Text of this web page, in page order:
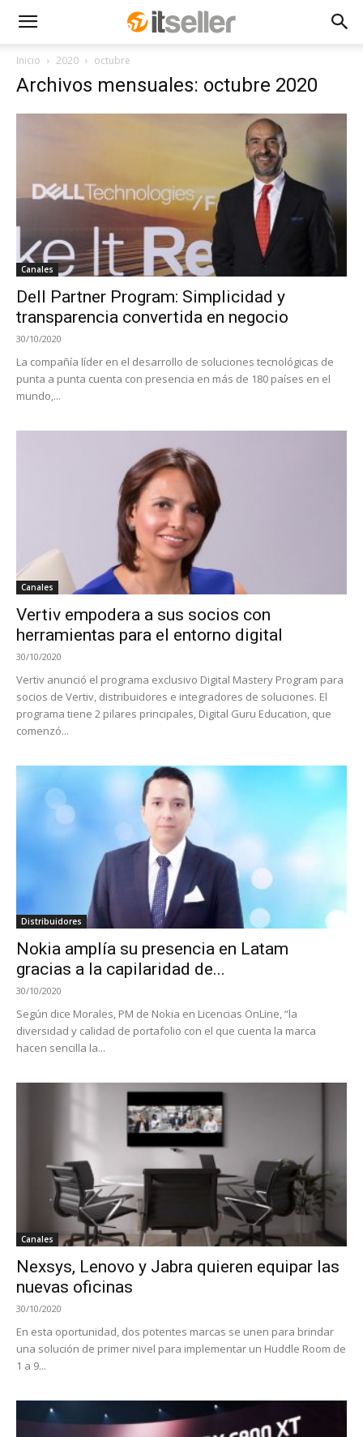
Inicio 2020 octubre
Archivos mensuales: octubre 2020
Canales
Dell Partner Program: Simplicidad y
transparencia convertida en negocio
30/10/2020
La compañía líder en el desarrollo de soluciones tecnológicas de
punta a punta cuenta con presencia en más de 180 países en el
mundo,...
Canales
Vertiv empodera a sus socios con
herramientas para el entorno digital
30/10/2020
Vertiv anunció el programa exclusivo Digital Mastery Program para
socios de Vertiv, distribuidores e integradores de soluciones. El
programa tiene 2 pilares principales, Digital Guru Education, que
comenzó...
Distribuidores
Nokia amplía su presencia en Latam
gracias a la capilaridad de...
30/10/2020
Según dice Morales, PM de Nokia en Licencias OnLine, “la
diversidad y calidad de portafolio con el que cuenta la marca
hacen sencilla la...
Canales
Nexsys, Lenovo y Jabra quieren equipar las
nuevas oficinas
30/10/2020
En esta oportunidad, dos potentes marcas se unen para brindar
una solución de primer nivel para implementar un Huddle Room de
1 a 9...